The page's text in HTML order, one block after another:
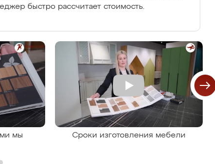
быстро рассчитает стоимость.
мы
Сроки изготовления мебели